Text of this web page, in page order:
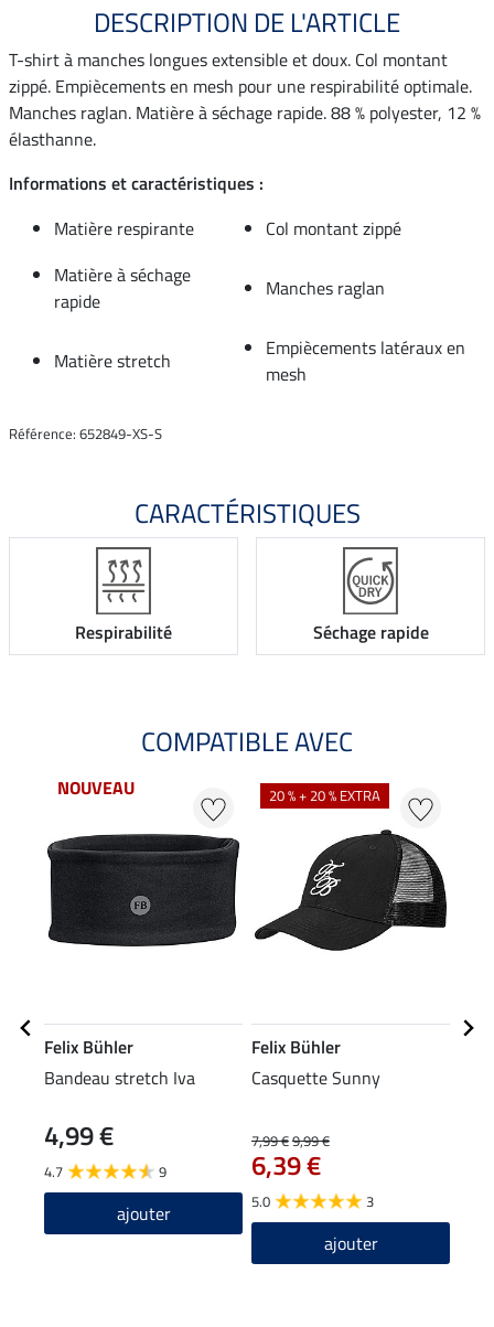
DESCRIPTION DE L'ARTICLE
T-shirt à manches longues extensible et doux. Col montant
zippé. Empiècements en mesh pour une respirabilité optimale.
Manches raglan. Matière à séchage rapide. 88 % polyester, 12 %
élasthanne.
Informations et caractéristiques :
Matière respirante
Col montant zippé
Matière à séchage
rapide
Manches raglan
Matière stretch
Empiècements latéraux en
mesh
Référence: 652849-XS-S
CARACTÉRISTIQUES
Respirabilité Séchage rapide
COMPATIBLE AVEC
NOUVEAU
Felix Bühler
Bandeau stretch Iva
4,99 €
4.7 9
ajouter
20 % + 20 % EXTRA
Felix Bühler
Casquette Sunny
7,99 €9,99 €
6,39 €
5.0 3
ajouter